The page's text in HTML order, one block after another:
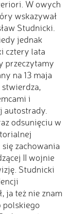
W owych
wskazywał
Studnicki.
jednak
cztery lata
przeczytamy
na 13 maja
i
autostrady.
odsunięciu w
zachowania
II wojnie
Studnicki
ja też nie znam
polskiego